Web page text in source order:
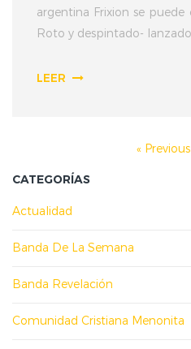
argentina Frixion se
Roto y despintado-
LEER
« Previous
CATEGORÍAS
Actualidad
Banda De La Semana
Banda Revelación
Comunidad Cristiana Menonita